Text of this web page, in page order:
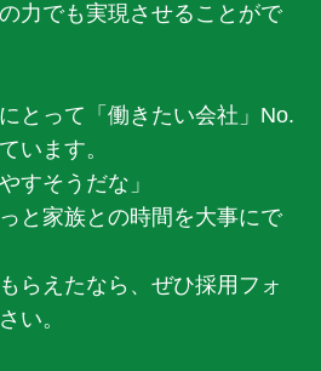
力でも実現させることがで
とって「働きたい会社」No.
います。
すそうだな」
と家族との時間を大事にで
らえたなら、ぜひ採用フォ
い。